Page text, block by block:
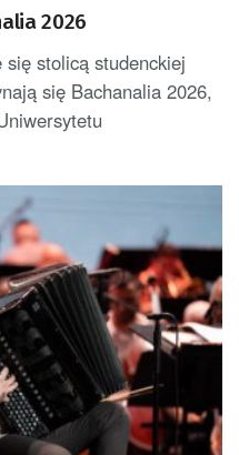
2026
stolicą studenckiej
się Bachanalia 2026,